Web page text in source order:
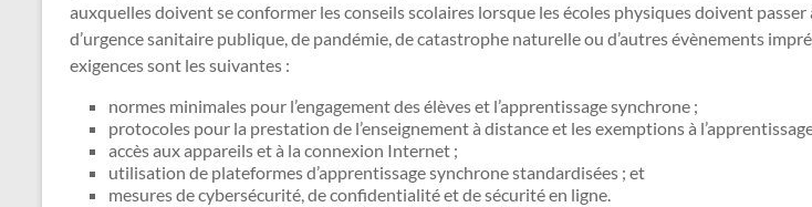
auxquelles doivent se conformer les conseils scolaires lorsque les écoles physiques doivent
d’urgence sanitaire publique, de pandémie, de catastrophe naturelle ou d’autres évènements
exigences sont les suivantes :
normes minimales pour l’engagement des élèves et l’apprentissage synchrone ;
protocoles pour la prestation de l’enseignement à distance et les exemptions à
accès aux appareils et à la connexion Internet ;
utilisation de plateformes d’apprentissage synchrone standardisées ; et
mesures de cybersécurité, de confidentialité et de sécurité en ligne.